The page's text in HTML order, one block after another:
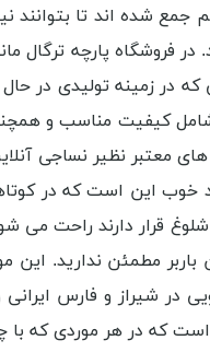
جمع شده اند تا
در فروشگاه پارچه ترگال
در زمینه تولیدی در
شامل کیفیت مناسب و
معتبر نظیر نساجی
خوب این است که در
شلوغ قرار دارند راحت
باربر مطمئن ندارید.
در شیراز و فارس ایرانی
است که در هر موردی که